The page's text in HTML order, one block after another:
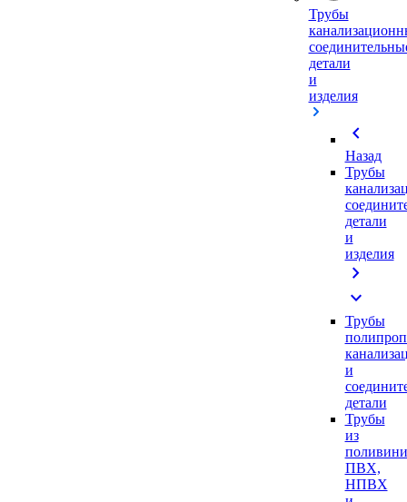
Трубы
детали
и
изделия
chevron_left
Назад
Трубы
детали
и
изделия
chevron_right
expand_more
Трубы
и
детали
Трубы
из
ПВХ,
НПВХ